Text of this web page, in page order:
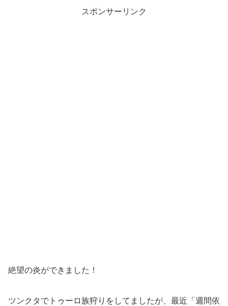
スポンサーリンク
絶望の炎ができました！
ツンクタでトゥーロ族狩りをしてましたが、最近「週間依